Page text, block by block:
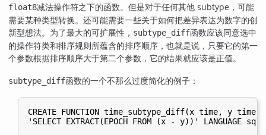
float8减法操作符之下的函数。但是对于任何其他 subtype，可能
需要某种类型转换。还可能需要一些关于如何把差异表达为数字的创
新型想法。为了最大的可扩展性， subtype_diff函数应该同意选中
的操作符类和排序规则所蕴含的排序顺序，也就是说，只要它的第一
个参数根据排序顺序大于第二个参数，它的结果就应该是正值。
subtype_diff函数的一个不那么过度简化的例子：
CREATE FUNCTION time_subtype_diff(x time, y time)
'SELECT EXTRACT(EPOCH FROM (x - y))' LANGUAGE sql